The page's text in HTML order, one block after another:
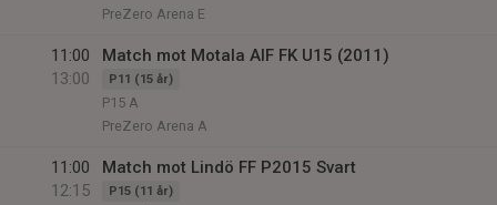
PreZero Arena E
11:00
13:00
Match mot Motala AIF FK U15 (2011)
P11 (15 år)
P15 A
PreZero Arena A
11:00
12:15
Match mot Lindö FF P2015 Svart
P15 (11 år)